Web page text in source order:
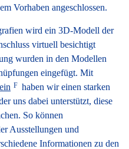
Vorhaben angeschlossen.
wird ein 3D-Modell der
virtuell besichtigt
wurden in den Modellen
eingefügt. Mit
haben wir einen starken
uns dabei unterstützt, diese
So können
Ausstellungen und
Informationen zu den